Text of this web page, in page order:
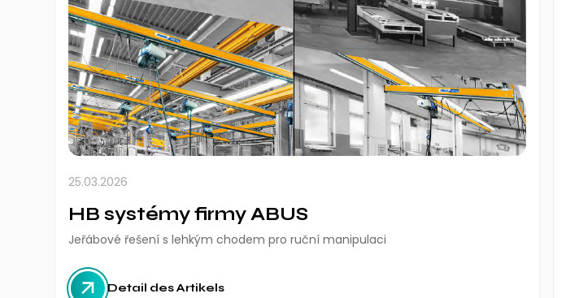
25.03.2026
HB systémy firmy ABUS
Jeřábové řešení s lehkým chodem pro ruční manipulaci
Detail des Artikels